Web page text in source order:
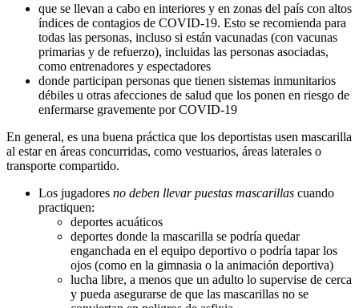
que se llevan a cabo en interiores y en zonas del país con altos
índices de contagios de COVID-19. Esto se recomienda para
todas las personas, incluso si están vacunadas (con vacunas
primarias y de refuerzo), incluidas las personas asociadas,
como entrenadores y espectadores
donde participan personas que tienen sistemas inmunitarios
débiles u otras afecciones de salud que los ponen en riesgo de
enfermarse gravemente por COVID-19
En general, es una buena práctica que los deportistas usen mascarilla
al estar en áreas concurridas, como vestuarios, áreas laterales o
transporte compartido.
Los jugadores no deben llevar puestas mascarillas cuando
practiquen:
deportes acuáticos
deportes donde la mascarilla se podría quedar
enganchada en el equipo deportivo o podría tapar los
ojos (como en la gimnasia o la animación deportiva)
lucha libre, a menos que un adulto lo supervise de cerca
y pueda asegurarse de que las mascarillas no se